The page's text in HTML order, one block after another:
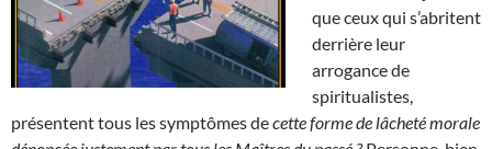
que ceux qui s’abritent
derrière leur
arrogance de
spiritualistes,
présentent tous les symptômes decette forme de lâcheté morale